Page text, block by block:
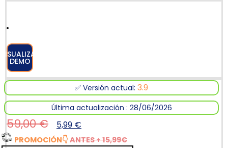
VISUALIZAR
DEMO
✅ Versión actual: 3.9
Última actualización : 28/06/2026
59,00€ 5,99 €
PROMOCIÓN👇 ANTES + 15,99€